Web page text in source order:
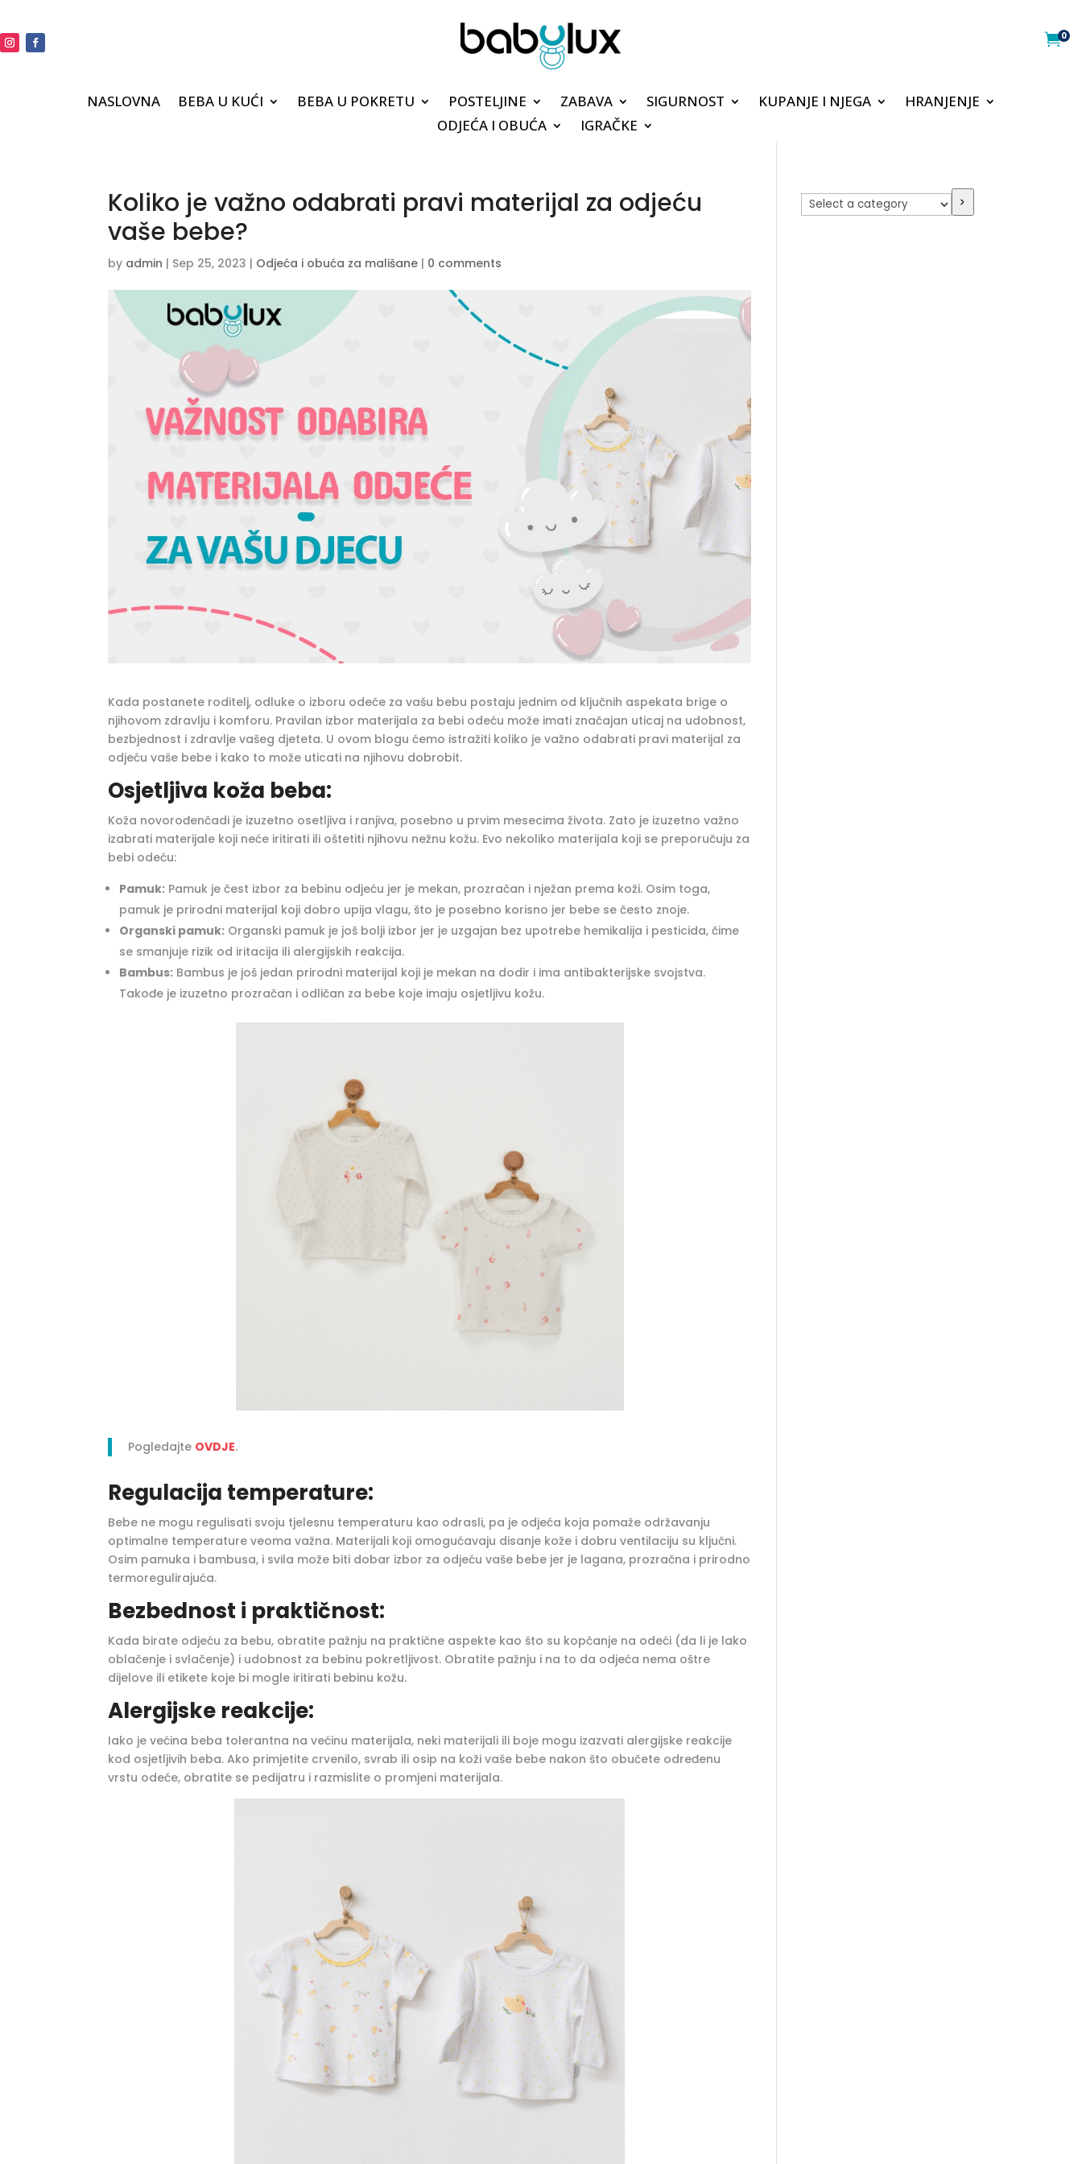
0
NASLOVNA BEBA U KUĆI BEBA U POKRETU POSTELJINE ZABAVA SIGURNOST KUPANJE I NJEGA
HRANJENJE
ODJEĆA I OBUĆA
IGRAČKE
Koliko je važno odabrati pravi materijal za odjeću
vaše bebe?
by admin | Sep 25, 2023 | Odjeća i obuća za mališane | 0 comments
Kada postanete roditelj, odluke o izboru odeće za vašu bebu postaju jednim od ključnih aspekata brige o
njihovom zdravlju i komforu. Pravilan izbor materijala za bebi odeću može imati značajan uticaj na udobnost,
bezbjednost i zdravlje vašeg djeteta. U ovom blogu ćemo istražiti koliko je važno odabrati pravi materijal za
odjeću vaše bebe i kako to može uticati na njihovu dobrobit.
Osjetljiva koža beba:
Koža novorođenčadi je izuzetno osetljiva i ranjiva, posebno u prvim mesecima života. Zato je izuzetno važno
izabrati materijale koji neće iritirati ili oštetiti njihovu nežnu kožu. Evo nekoliko materijala koji se preporučuju za
bebi odeću:
Pamuk: Pamuk je čest izbor za bebinu odjeću jer je mekan, prozračan i nježan prema koži. Osim toga,
pamuk je prirodni materijal koji dobro upija vlagu, što je posebno korisno jer bebe se često znoje.
Organski pamuk: Organski pamuk je još bolji izbor jer je uzgajan bez upotrebe hemikalija i pesticida, čime
se smanjuje rizik od iritacija ili alergijskih reakcija.
Bambus: Bambus je još jedan prirodni materijal koji je mekan na dodir i ima antibakterijske svojstva.
Takođe je izuzetno prozračan i odličan za bebe koje imaju osjetljivu kožu.
Pogledajte OVDJE.
Regulacija temperature:
Bebe ne mogu regulisati svoju tjelesnu temperaturu kao odrasli, pa je odjeća koja pomaže održavanju
optimalne temperature veoma važna. Materijali koji omogućavaju disanje kože i dobru ventilaciju su ključni.
Osim pamuka i bambusa, i svila može biti dobar izbor za odjeću vaše bebe jer je lagana, prozračna i prirodno
termoregulirajuća.
Bezbednost i praktičnost:
Kada birate odjeću za bebu, obratite pažnju na praktične aspekte kao što su kopčanje na odeći (da li je lako
oblačenje i svlačenje) i udobnost za bebinu pokretljivost. Obratite pažnju i na to da odjeća nema oštre
dijelove ili etikete koje bi mogle iritirati bebinu kožu.
Alergijske reakcije:
Iako je većina beba tolerantna na većinu materijala, neki materijali ili boje mogu izazvati alergijske reakcije
kod osjetljivih beba. Ako primjetite crvenilo, svrab ili osip na koži vaše bebe nakon što obučete određenu
vrstu odeće, obratite se pedijatru i razmislite o promjeni materijala.
Select
a